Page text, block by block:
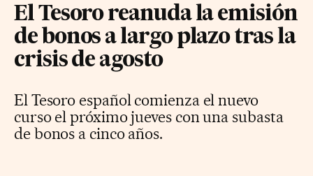
El Tesoro reanuda la emisión
de bonos a largo plazo tras la
crisis de agosto
El Tesoro español comienza el nuevo
curso el próximo jueves con una subasta
de bonos a cinco años.